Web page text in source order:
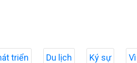
triển Du lịch Ký sự